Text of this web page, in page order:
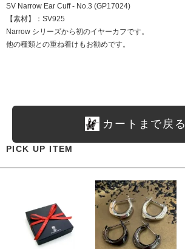
SV Narrow Ear Cuff - No.3 (GP17024)
【素材】：SV925
Narrow シリーズから初のイヤーカフです。
他の種類との重ね着けもお勧めです。
カートまで戻る
PICK UP ITEM